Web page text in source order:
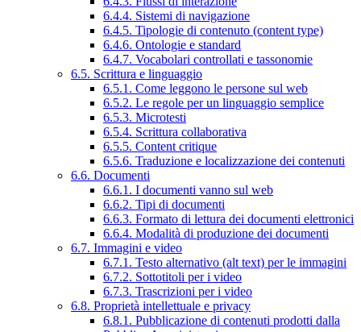
6.4.4. Sistemi di navigazione
6.4.5. Tipologie di contenuto (content type)
6.4.6. Ontologie e standard
6.4.7. Vocabolari controllati e tassonomie
6.5. Scrittura e linguaggio
6.5.1. Come leggono le persone sul web
6.5.2. Le regole per un linguaggio semplice
6.5.3. Microtesti
6.5.4. Scrittura collaborativa
6.5.5. Content critique
6.5.6. Traduzione e localizzazione dei contenuti
6.6. Documenti
6.6.1. I documenti vanno sul web
6.6.2. Tipi di documenti
6.6.3. Formato di lettura dei documenti elettronici
6.6.4. Modalità di produzione dei documenti
6.7. Immagini e video
6.7.1. Testo alternativo (alt text) per le immagini
6.7.2. Sottotitoli per i video
6.7.3. Trascrizioni per i video
6.8. Proprietà intellettuale e privacy
6.8.1. Pubblicazione di contenuti prodotti dalla